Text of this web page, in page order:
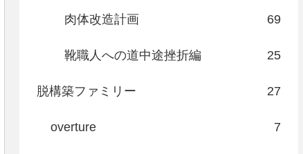
肉体改造計画 69
靴職人への道中途挫折編 25
脱構築ファミリー 27
overture 7